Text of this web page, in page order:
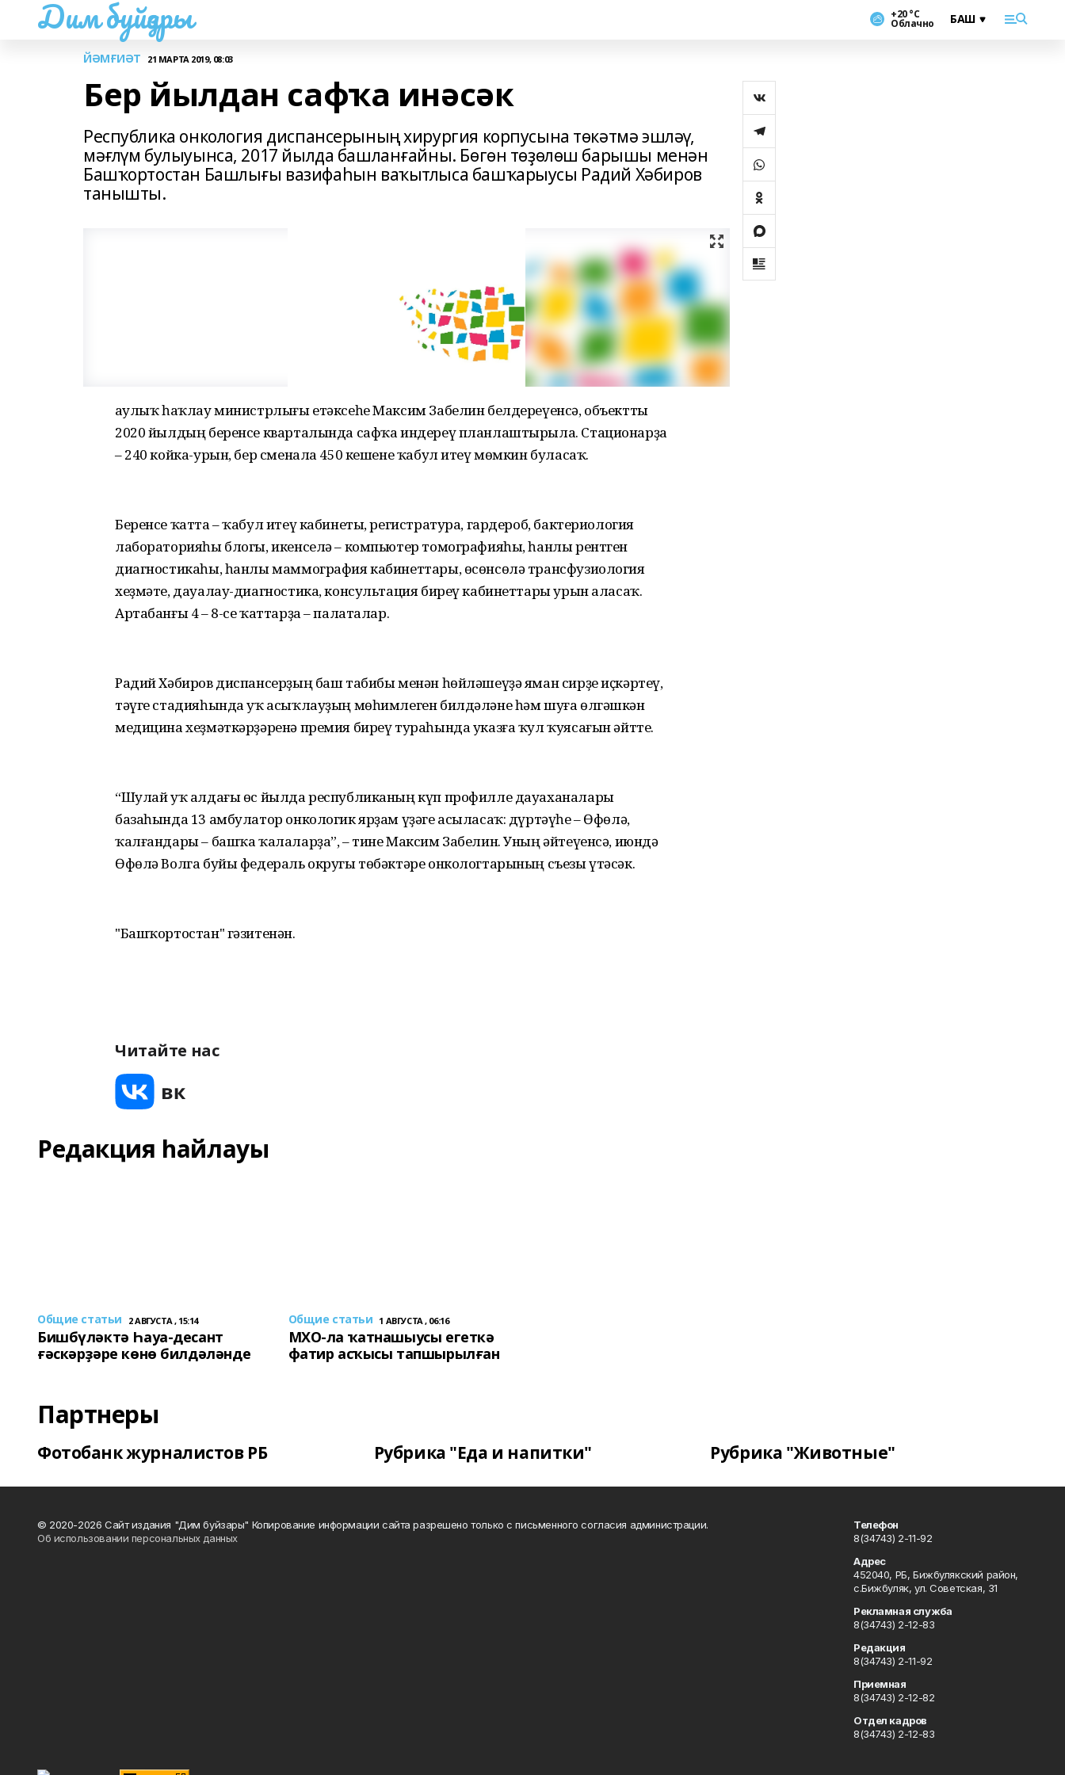
Дим буйҙары +20 °С
Облачно
ЙӘМҒИӘТ 21 МАРТА 2019, 08:03
Бер йылдан сафҡа инәсәк
Республика онкология диспансерының хирургия корпусына төкәтмә эшләү,
мәғлүм булыуынса, 2017 йылда башланғайны. Бөгөн төҙөлөш барышы менән
Башҡортостан Башлығы вазифаһын ваҡытлыса башҡарыусы Радий Хәбиров
танышты.
Һаулыҡ һаҡлау министрлығы етәксеһе Максим Забелин белдереүенсә, объектты
2020 йылдың беренсе кварталында сафҡа индереү планлаштырыла. Стационарҙа
– 240 койка-урын, бер сменала 450 кешене ҡабул итеү мөмкин буласаҡ.
Беренсе ҡатта – ҡабул итеү кабинеты, регистратура, гардероб, бактериология
лабораторияһы блогы, икенселә – компьютер томографияһы, һанлы рентген
диагностикаһы, һанлы маммография кабинеттары, өсөнсөлә трансфузиология
хеҙмәте, дауалау-диагностика, консультация биреү кабинеттары урын аласаҡ.
Артабанғы 4 – 8-се ҡаттарҙа – палаталар.
Радий Хәбиров диспансерҙың баш табибы менән һөйләшеүҙә яман сирҙе иҫкәртеү,
тәүге стадияһында уҡ асыҡлауҙың мөһимлеген билдәләне һәм шуға өлгәшкән
медицина хеҙмәткәрҙәренә премия биреү тураһында указға ҡул ҡуясағын әйтте.
“Шулай уҡ алдағы өс йылда республиканың күп профилле дауаханалары
базаһында 13 амбулатор онкологик ярҙам үҙәге асыласаҡ: дүртәүһе – Өфөлә,
ҡалғандары – башҡа ҡалаларҙа”, – тине Максим Забелин. Уның әйтеүенсә, июндә
Өфөлә Волга буйы федераль округы төбәктәре онкологтарының съезы үтәсәк.
"Башҡортостан" гәзитенән.
Читайте нас
Редакция һайлауы
Общие статьи 2 АВГУСТА , 15:14
Бишбүләктә Һауа-десант
ғәскәрҙәре көнө билдәләнде
Общие статьи 1 АВГУСТА , 06:16
МХО-ла ҡатнашыусы егеткә
фатир асҡысы тапшырылған
Партнеры
Фотобанк журналистов РБ Рубрика "Еда и напитки" Рубрика "Животные"
© 2020-2026 Сайт издания "Дим буйзары" Копирование информации сайта разрешено только с письменного согласия администрации.
Об использовании персональных данных
Телефон
8(34743) 2-11-92
Адрес
452040, РБ, Бижбулякский район,
с.Бижбуляк, ул. Советская, 31
Рекламная служба
8(34743) 2-12-83
Редакция
8(34743) 2-11-92
Приемная
8(34743) 2-12-82
Отдел кадров
8(34743) 2-12-83